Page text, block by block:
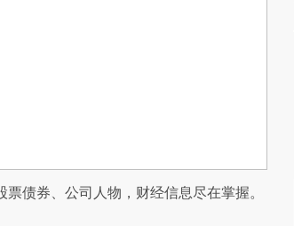
票债券、公司人物，财经信息尽在掌握。